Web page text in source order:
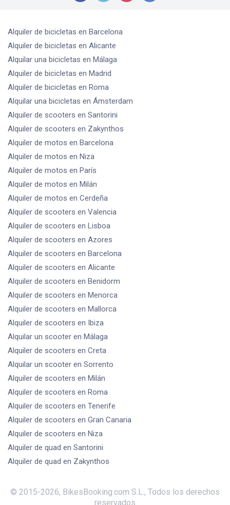
Alquiler de bicicletas en Barcelona
Alquiler de bicicletas en Alicante
Alquilar una bicicletas en Málaga
Alquiler de bicicletas en Madrid
Alquiler de bicicletas en Roma
Alquilar una bicicletas en Ámsterdam
Alquiler de scooters en Santorini
Alquiler de scooters en Zakynthos
Alquiler de motos en Barcelona
Alquiler de motos en Niza
Alquiler de motos en París
Alquiler de motos en Milán
Alquiler de motos en Cerdeña
Alquiler de scooters en Valencia
Alquiler de scooters en Lisboa
Alquiler de scooters en Azores
Alquiler de scooters en Barcelona
Alquiler de scooters en Alicante
Alquiler de scooters en Benidorm
Alquiler de scooters en Menorca
Alquiler de scooters en Mallorca
Alquiler de scooters en Ibiza
Alquilar un scooter en Málaga
Alquiler de scooters en Creta
Alquilar un scooter en Sorrento
Alquiler de scooters en Milán
Alquiler de scooters en Roma
Alquiler de scooters en Tenerife
Alquiler de scooters en Gran Canaria
Alquiler de scooters en Niza
Alquiler de quad en Santorini
Alquiler de quad en Zakynthos
© 2015-2026, BikesBooking.com S.L., Todos los derechos
reservados